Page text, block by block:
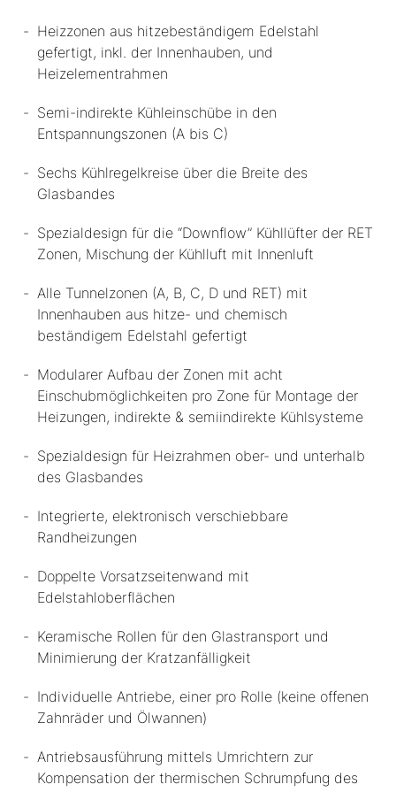
Heizzonen aus hitzebeständigem Edelstahl
gefertigt, inkl. der Innenhauben, und
Heizelementrahmen
Semi-indirekte Kühleinschübe in den
Entspannungszonen (A bis C)
Sechs Kühlregelkreise über die Breite des
Glasbandes
Spezialdesign für die “Downflow” Kühllüfter der RET
Zonen, Mischung der Kühlluft mit Innenluft
Alle Tunnelzonen (A, B, C, D und RET) mit
Innenhauben aus hitze- und chemisch
beständigem Edelstahl gefertigt
Modularer Aufbau der Zonen mit acht
Einschubmöglichkeiten pro Zone für Montage der
Heizungen, indirekte & semiindirekte Kühlsysteme
Spezialdesign für Heizrahmen ober- und unterhalb
des Glasbandes
Integrierte, elektronisch verschiebbare
Randheizungen
Doppelte Vorsatzseitenwand mit
Edelstahloberflächen
Keramische Rollen für den Glastransport und
Minimierung der Kratzanfälligkeit
Individuelle Antriebe, einer pro Rolle (keine offenen
Zahnräder und Ölwannen)
Antriebsausführung mittels Umrichtern zur
Kompensation der thermischen Schrumpfung des